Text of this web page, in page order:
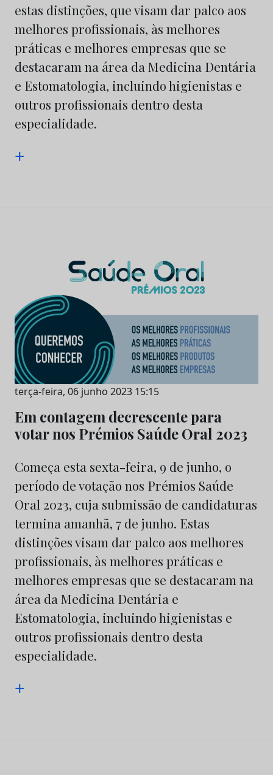
estas distinções, que visam dar palco aos
melhores profissionais, às melhores
práticas e melhores empresas que se
destacaram na área da Medicina Dentária
e Estomatologia, incluindo higienistas e
outros profissionais dentro desta
especialidade.
+
terça-feira, 06 junho 2023 15:15
Em contagem decrescente para
votar nos Prémios Saúde Oral 2023
Começa esta sexta-feira, 9 de junho, o
período de votação nos Prémios Saúde
Oral 2023, cuja submissão de candidaturas
termina amanhã, 7 de junho. Estas
distinções visam dar palco aos melhores
profissionais, às melhores práticas e
melhores empresas que se destacaram na
área da Medicina Dentária e
Estomatologia, incluindo higienistas e
outros profissionais dentro desta
especialidade.
+